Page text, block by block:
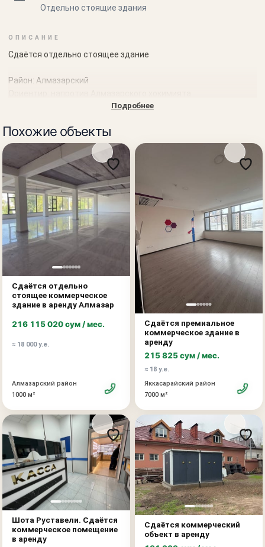
Отдельно стоящие здания
ОПИСАНИЕ
Сдаётся отдельно стоящее здание
Район: Алмазарский
Доступные площади:
Общая площадь здания: 1 214 м²
1 этаж — 407 м²
Стоимость аренды: 18 у.е. за м²
3 этаж — 267 м²
Стоимость аренды: 13 у.е. за м²
4 этаж — 280 м² + терраса
Стоимость аренды: 13 у.е. за м²
Цокольный этаж — 260 м²
Стоимость аренды: 8 у.е. за м²
Объект отлично подойдёт под:
офис
шоурум
IT-компанию
представительство компании
сервисный бизнес и другие виды деятельности
Преимущества объекта:
первая линия вдоль дороги
высокий автомобильный трафик
отличная видимость для бизнеса
удобный доступ
развитая инфраструктура района
возможность подобрать площадь под задачи бизнеса
Подробнее
Похожие объекты
Сдаётся отдельно
стоящее коммерческое
здание в аренду Алмазар
216 115 020 сум / мес.
≈ 18 000 у.е.
Алмазарский район
1000 м²
Сдаётся премиальное
коммерческое здание в
аренду
215 825 сум / мес.
≈ 18 у.е.
Яккасарайский район
7000 м²
Шота Руставели. Сдаётся
коммерческое помещение
в аренду
Сдаётся коммерческий
объект в аренду